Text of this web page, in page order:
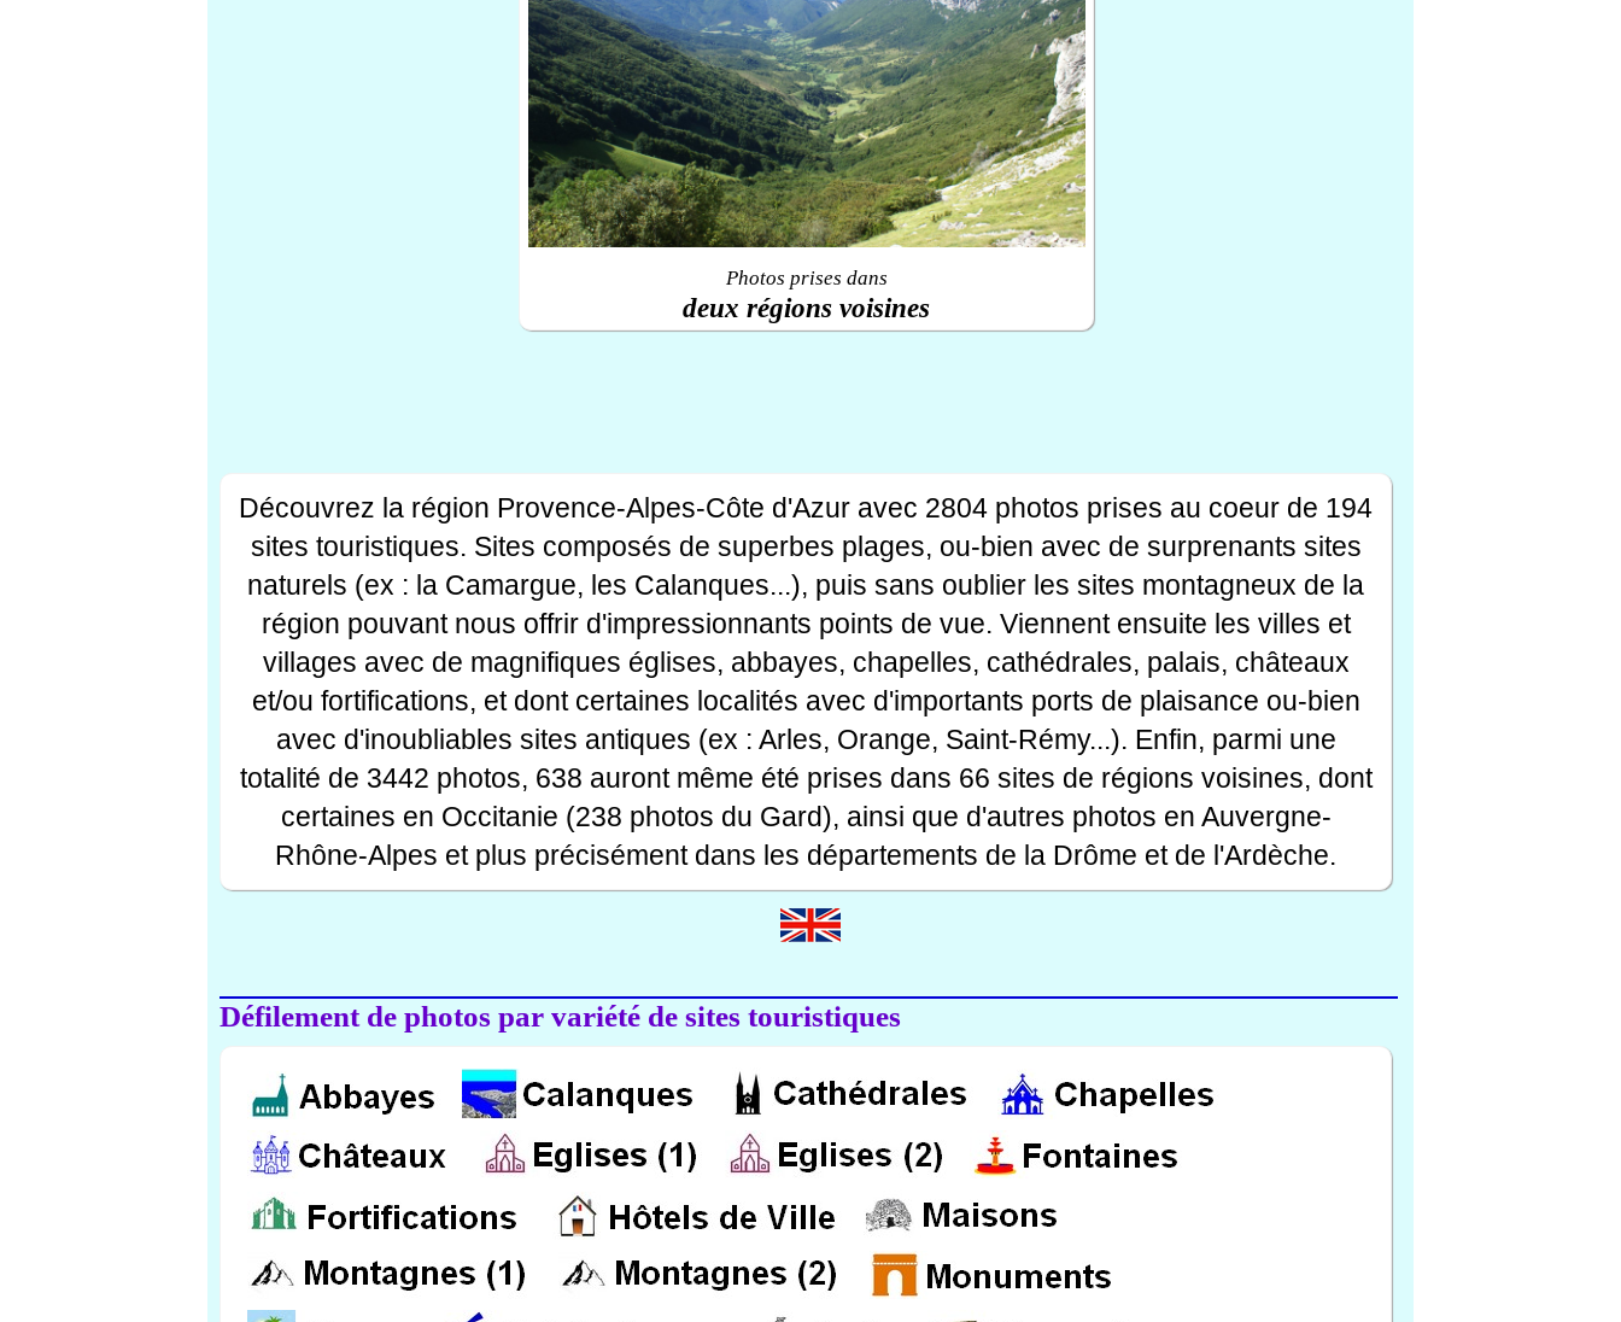
Photos prises dans
deux régions voisines
Découvrez la région Provence-Alpes-Côte d'Azur avec 2804 photos prises au coeur de 194
sites touristiques. Sites composés de superbes plages, ou-bien avec de surprenants sites
naturels (ex : la Camargue, les Calanques...), puis sans oublier les sites montagneux de la
région pouvant nous offrir d'impressionnants points de vue. Viennent ensuite les villes et
villages avec de magnifiques églises, abbayes, chapelles, cathédrales, palais, châteaux
et/ou fortifications, et dont certaines localités avec d'importants ports de plaisance ou-bien
avec d'inoubliables sites antiques (ex : Arles, Orange, Saint-Rémy...). Enfin, parmi une
totalité de 3442 photos, 638 auront même été prises dans 66 sites de régions voisines, dont
certaines en Occitanie (238 photos du Gard), ainsi que d'autres photos en Auvergne-
Rhône-Alpes et plus précisément dans les départements de la Drôme et de l'Ardèche.
Défilement de photos par variété de sites touristiques